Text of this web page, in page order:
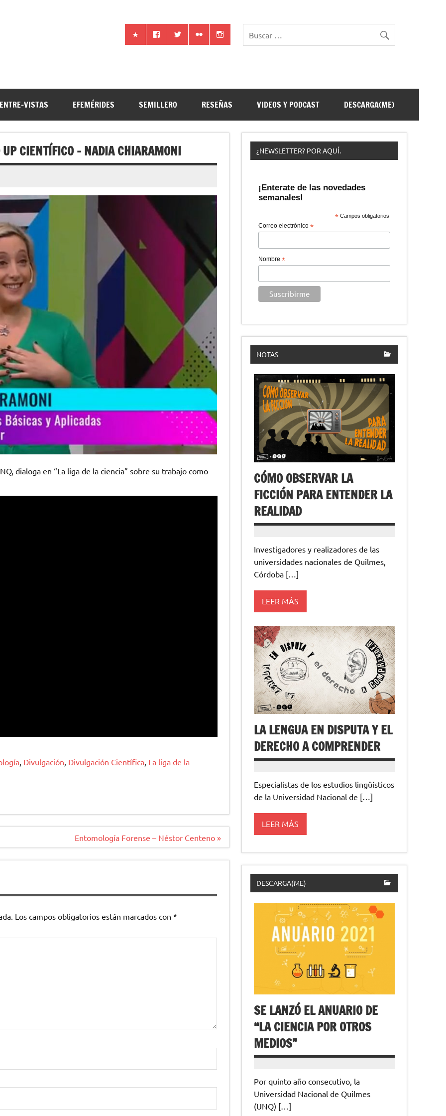
por otros medios
ENTRE-VISTAS EFEMÉRIDES SEMILLERO RESEÑAS VIDEOS Y PODCAST DESCARGA(ME)
CIENTÍFICO – NADIA CHIARAMONI
dialoga en “La liga de la ciencia” sobre su trabajo como
, Divulgación, Divulgación Científica, La liga de la
Entomología Forense – Néstor Centeno »
Los campos obligatorios están marcados con *
¿NEWSLETTER? POR AQUÍ.
¡Enterate de las novedades
semanales!
* Campos obligatorios
Correo electrónico *
Nombre *
NOTAS
CÓMO OBSERVAR LA
FICCIÓN PARA ENTENDER LA
REALIDAD
Investigadores y realizadores de las
universidades nacionales de Quilmes,
Córdoba […]
LEER MÁS
LA LENGUA EN DISPUTA Y EL
DERECHO A COMPRENDER
Especialistas de los estudios lingüísticos
de la Universidad Nacional de […]
LEER MÁS
DESCARGA(ME)
SE LANZÓ EL ANUARIO DE
“LA CIENCIA POR OTROS
MEDIOS”
Por quinto año consecutivo, la
Universidad Nacional de Quilmes
(UNQ) […]